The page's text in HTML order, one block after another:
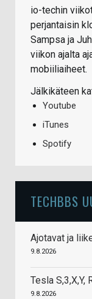
io-techin
perjantaisin
Sampsa ja
viikon ajalta
mobiiliaiheet.
Jälkikäteen
Youtube
iTunes
Spotify
TECHBBS
Ajotavat ja
9.8.2026
Tesla
9.8.2026